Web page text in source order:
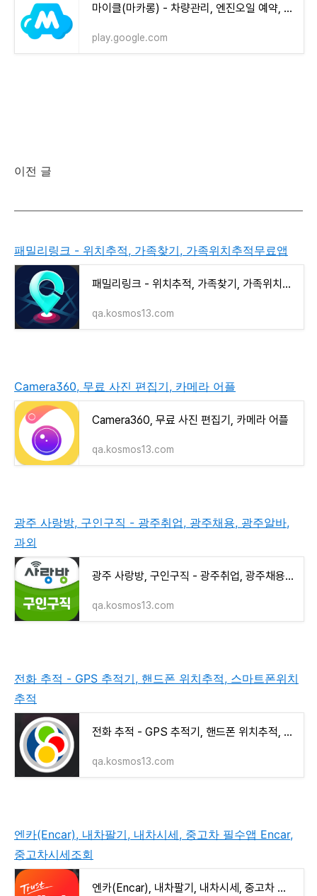
마이클(마카롱) - 차량관리, 엔진오일 예약, 차계부 - Google Play 앱
play.google.com
이전 글
패밀리링크 - 위치추적, 가족찾기, 가족위치추적무료앱
패밀리링크 - 위치추적, 가족찾기, 가족위치추적무료앱
qa.kosmos13.com
Camera360, 무료 사진 편집기, 카메라 어플
Camera360, 무료 사진 편집기, 카메라 어플
qa.kosmos13.com
광주 사랑방, 구인구직 - 광주취업, 광주채용, 광주알바,
과외
광주 사랑방, 구인구직 - 광주취업, 광주채용, 광주알바, 과외
qa.kosmos13.com
전화 추적 - GPS 추적기, 핸드폰 위치추적, 스마트폰위치
추적
전화 추적 - GPS 추적기, 핸드폰 위치추적, 스마트폰위치추적
qa.kosmos13.com
엔카(Encar), 내차팔기, 내차시세, 중고차 필수앱 Encar,
중고차시세조회
엔카(Encar), 내차팔기, 내차시세, 중고차 필수앱 Encar, 중고차시세조회